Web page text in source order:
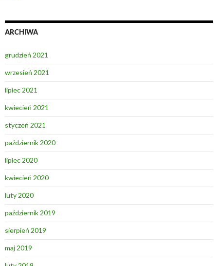
ARCHIWA
grudzień 2021
wrzesień 2021
lipiec 2021
kwiecień 2021
styczeń 2021
październik 2020
lipiec 2020
kwiecień 2020
luty 2020
październik 2019
sierpień 2019
maj 2019